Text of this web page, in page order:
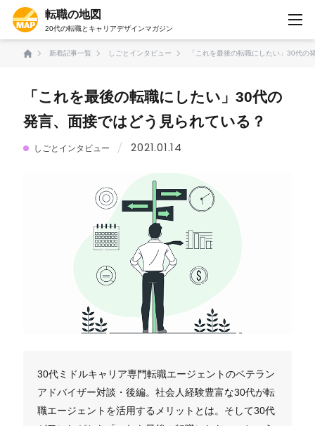
転職の地図
20代の転職とキャリアデザインマガジン
新着記事一覧 しごとインタビュー 「これを最後の転職にしたい」30代の
「これを最後の転職にしたい」30代の
発言、面接ではどう見られている？
しごとインタビュー 2021.01.14
30代ミドルキャリア専門転職エージェントのベテラン
アドバイザー対談・後編。社会人経験豊富な30代が転
職エージェントを活用するメリットとは。そして30代